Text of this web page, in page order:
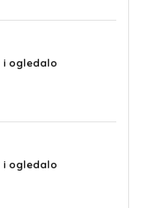
i ogledalo
i ogledalo